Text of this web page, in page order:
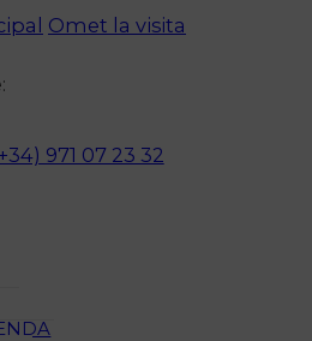
Omet la visita
971 07 23 32